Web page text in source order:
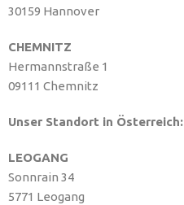
30159 Hannover
CHEMNITZ
Hermannstraße 1
09111 Chemnitz
Unser Standort in Österreich:
LEOGANG
Sonnrain 34
5771 Leogang